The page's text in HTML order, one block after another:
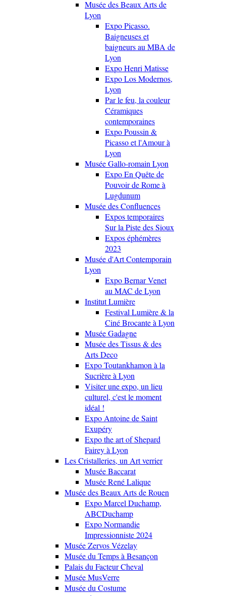
Musée des Beaux Arts de
Lyon
Expo Picasso.
Baigneuses et
baigneurs au MBA de
Lyon
Expo Henri Matisse
Expo Los Modernos,
Lyon
Par le feu, la couleur
Céramiques
contemporaines
Expo Poussin &
Picasso et l'Amour à
Lyon
Musée Gallo-romain Lyon
Expo En Quête de
Pouvoir de Rome à
Lugdunum
Musée des Confluences
Expos temporaires
Sur la Piste des Sioux
Expos éphémères
2023
Musée d'Art Contemporain
Lyon
Expo Bernar Venet
au MAC de Lyon
Institut Lumière
Festival Lumière & la
Ciné Brocante à Lyon
Musée Gadagne
Musée des Tissus & des
Arts Deco
Expo Toutankhamon à la
Sucrière à Lyon
Visiter une expo, un lieu
culturel, c'est le moment
idéal !
Expo Antoine de Saint
Exupéry
Expo the art of Shepard
Fairey à Lyon
Les Cristalleries, un Art verrier
Musée Baccarat
Musée René Lalique
Musée des Beaux Arts de Rouen
Expo Marcel Duchamp,
ABCDuchamp
Expo Normandie
Impressionniste 2024
Musée Zervos Vézelay
Musée du Temps à Besançon
Palais du Facteur Cheval
Musée MusVerre
Musée du Costume